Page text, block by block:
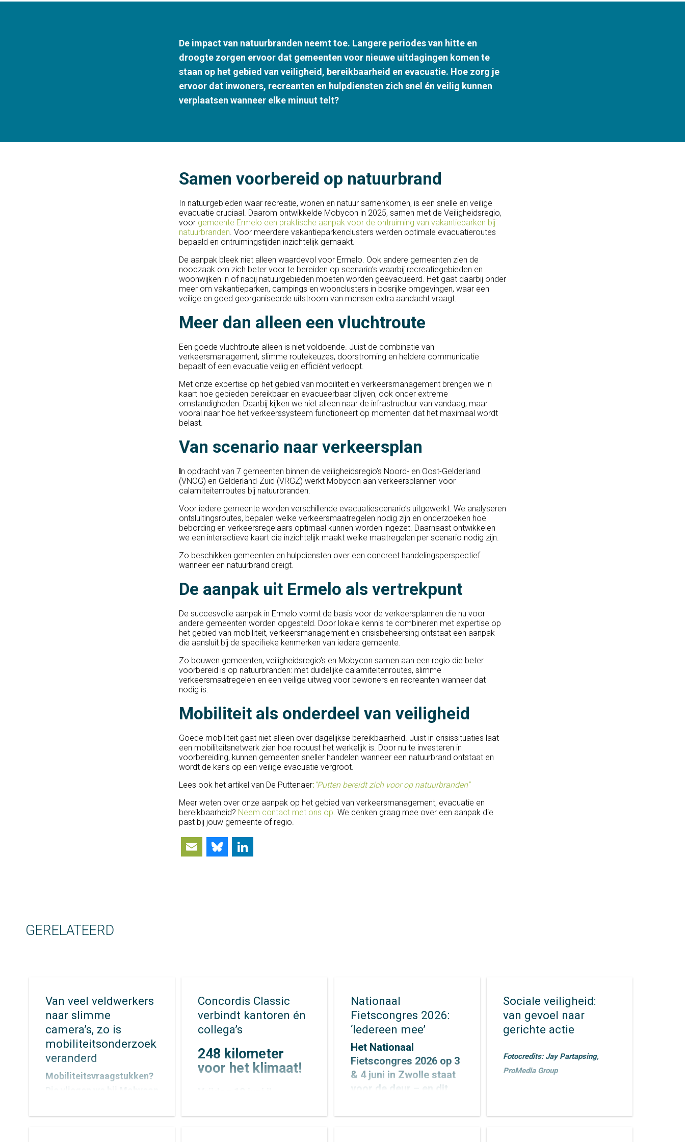
De impact van natuurbranden neemt toe. Langere periodes van hitte en
droogte zorgen ervoor dat gemeenten voor nieuwe uitdagingen komen te
staan op het gebied van veiligheid, bereikbaarheid en evacuatie. Hoe zorg je
ervoor dat inwoners, recreanten en hulpdiensten zich snel én veilig kunnen
verplaatsen wanneer elke minuut telt?
Samen voorbereid op natuurbrand
In natuurgebieden waar recreatie, wonen en natuur samenkomen, is een snelle en veilige
evacuatie cruciaal. Daarom ontwikkelde Mobycon in 2025, samen met de Veiligheidsregio,
voor gemeente Ermelo een praktische aanpak voor de ontruiming van vakantieparken bij
natuurbranden . Voor meerdere vakantieparkenclusters werden optimale evacuatieroutes
bepaald en ontruimingstijden inzichtelijk gemaakt.
De aanpak bleek niet alleen waardevol voor Ermelo. Ook andere gemeenten zien de
noodzaak om zich beter voor te bereiden op scenario’s waarbij recreatiegebieden en
woonwijken in of nabij natuurgebieden moeten worden geëvacueerd. Het gaat daarbij onder
meer om vakantieparken, campings en woonclusters in bosrijke omgevingen, waar een
veilige en goed georganiseerde uitstroom van mensen extra aandacht vraagt.
Meer dan alleen een vluchtroute
Een goede vluchtroute alleen is niet voldoende. Juist de combinatie van
verkeersmanagement, slimme routekeuzes, doorstroming en heldere communicatie
bepaalt of een evacuatie veilig en efficiënt verloopt.
Met onze expertise op het gebied van mobiliteit en verkeersmanagement brengen we in
kaart hoe gebieden bereikbaar en evacueerbaar blijven, ook onder extreme
omstandigheden. Daarbij kijken we niet alleen naar de infrastructuur van vandaag, maar
vooral naar hoe het verkeerssysteem functioneert op momenten dat het maximaal wordt
belast.
Van scenario naar verkeersplan
In opdracht van 7 gemeenten binnen de veiligheidsregio’s Noord- en Oost-Gelderland
(VNOG) en Gelderland-Zuid (VRGZ) werkt Mobycon aan verkeersplannen voor
calamiteitenroutes bij natuurbranden.
Voor iedere gemeente worden verschillende evacuatiescenario’s uitgewerkt. We analyseren
ontsluitingsroutes, bepalen welke verkeersmaatregelen nodig zijn en onderzoeken hoe
bebording en verkeersregelaars optimaal kunnen worden ingezet. Daarnaast ontwikkelen
we een interactieve kaart die inzichtelijk maakt welke maatregelen per scenario nodig zijn.
Zo beschikken gemeenten en hulpdiensten over een concreet handelingsperspectief
wanneer een natuurbrand dreigt.
De aanpak uit Ermelo als vertrekpunt
De succesvolle aanpak in Ermelo vormt de basis voor de verkeersplannen die nu voor
andere gemeenten worden opgesteld. Door lokale kennis te combineren met expertise op
het gebied van mobiliteit, verkeersmanagement en crisisbeheersing ontstaat een aanpak
die aansluit bij de specifieke kenmerken van iedere gemeente.
Zo bouwen gemeenten, veiligheidsregio’s en Mobycon samen aan een regio die beter
voorbereid is op natuurbranden: met duidelijke calamiteitenroutes, slimme
verkeersmaatregelen en een veilige uitweg voor bewoners en recreanten wanneer dat
nodig is.
Mobiliteit als onderdeel van veiligheid
Goede mobiliteit gaat niet alleen over dagelijkse bereikbaarheid. Juist in crisissituaties laat
een mobiliteitsnetwerk zien hoe robuust het werkelijk is. Door nu te investeren in
voorbereiding, kunnen gemeenten sneller handelen wanneer een natuurbrand ontstaat en
wordt de kans op een veilige evacuatie vergroot.
Lees ook het artikel van De Puttenaer: “Putten bereidt zich voor op natuurbranden”
Meer weten over onze aanpak op het gebied van verkeersmanagement, evacuatie en
bereikbaarheid? Neem contact met ons op . We denken graag mee over een aanpak die
past bij jouw gemeente of regio.
EmailBluesky
GERELATEERD
Van veel veldwerkers
naar slimme
camera’s, zo is
mobiliteitsonderzoek
veranderd
Mobiliteitsvraagstukken?
Die vliegen we bij Mobycon
een breed palet aan
Concordis Classic
verbindt kantoren én
collega’s
248 kilometer
voor het klimaat!
Forseti,Mobyconen
Nationaal
Fietscongres 2026:
‘Iedereen mee’
Het Nationaal
Fietscongres 2026 op 3
& 4 juni in Zwolle staat
voor de deur – en dit
krachtig thema:
Sociale veiligheid:
van gevoel naar
gerichte actie
Fotocredits: Jay Partapsing,
ProMedia Group